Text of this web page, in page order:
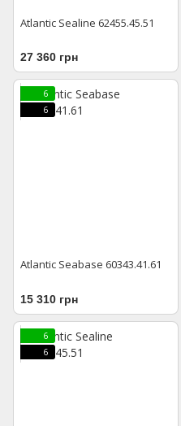
Atlantic Sealine 62455.45.51
27 360 грн
6
6
Atlantic Seabase 60343.41.61
15 310 грн
6
6